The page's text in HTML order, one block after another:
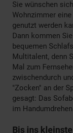
Sie wünschen
Wohnzimmer
genutzt werden
Dann kommen
bequemen
Multitalent, denn
Mal zum
zwischendurch
"Zocken" an der
gesagt: Das
im
Bis ins